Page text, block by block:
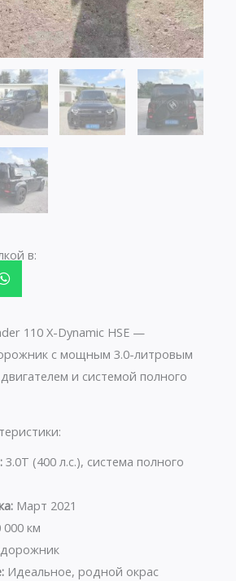
в:
110 X-Dynamic HSE —
с мощным 3.0-литровым
и системой полного
3.0T (400 л.с.), система полного
Март 2021
км
Идеальное, родной окрас